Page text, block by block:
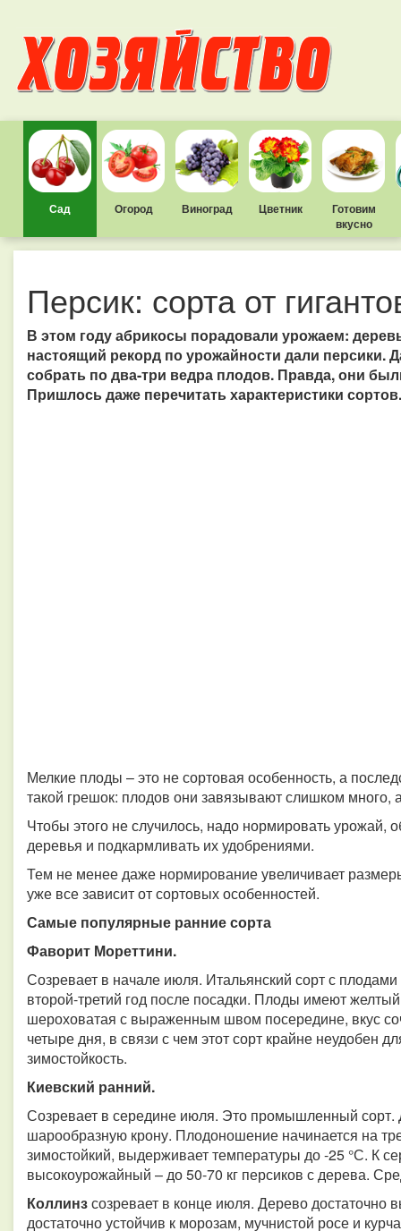
Сад Огород Виноград Цветник
Готовим
вкусно
Персик: сорта от
В этом году абрикосы порадовали урожаем:
настоящий рекорд по урожайности дали персики.
собрать по два-три ведра плодов. Правда, они
Пришлось даже перечитать характеристики сортов.
Мелкие плоды – это не сортовая особенность, а
такой грешок: плодов они завязывают слишком много,
Чтобы этого не случилось, надо нормировать урожай,
деревья и подкармливать их удобрениями.
Тем не менее даже нормирование увеличивает
уже все зависит от сортовых особенностей.
Самые популярные ранние сорта
Фаворит Мореттини.
Созревает в начале июля. Итальянский сорт с
второй-третий год после посадки. Плоды имеют
шероховатая с выраженным швом посередине, вкус
четыре дня, в связи с чем этот сорт крайне неудобен
зимостойкость.
Киевский ранний.
Созревает в середине июля. Это промышленный сорт.
шарообразную крону. Плодоношение начинается на
зимостойкий, выдерживает температуры до -25 °С. К
высокоурожайный – до 50-70 кг персиков с дерева.
Коллинзсозревает в конце июля. Дерево достаточно
достаточно устойчив к морозам, мучнистой росе и